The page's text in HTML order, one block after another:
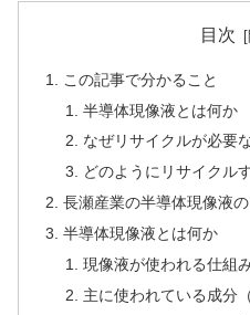
目次
この記事で分かること
半導体現像液とは何か
なぜリサイクルが必要
どのようにリサイクル
長瀬産業の半導体現像液
半導体現像液とは何か
現像液が使われる仕組
主に使われている成分